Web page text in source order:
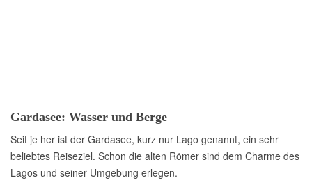
Gardasee: Wasser und Berge
Seit je her ist der Gardasee, kurz nur Lago genannt, ein sehr
beliebtes Reiseziel. Schon die alten Römer sind dem Charme des
Lagos und seiner Umgebung erlegen.